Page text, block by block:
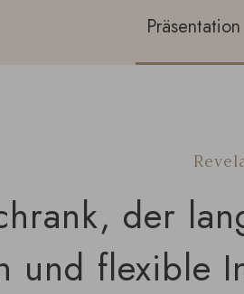
Präsentation
der
und flexible